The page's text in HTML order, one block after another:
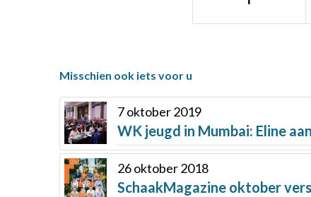
Misschien ook iets voor u
7 oktober 2019
WK jeugd in Mumbai: Eline
26 oktober 2018
SchaakMagazine oktober